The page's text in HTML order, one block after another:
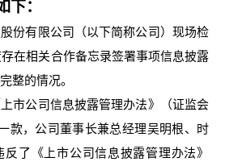
下：
份有限公司（以下简称公司）现场检
在相关合作备忘录签署事项信息披露
整的情况。
市公司信息披露管理办法》（证监会
款，公司董事长兼总经理吴明根、时
了《上市公司信息披露管理办法》